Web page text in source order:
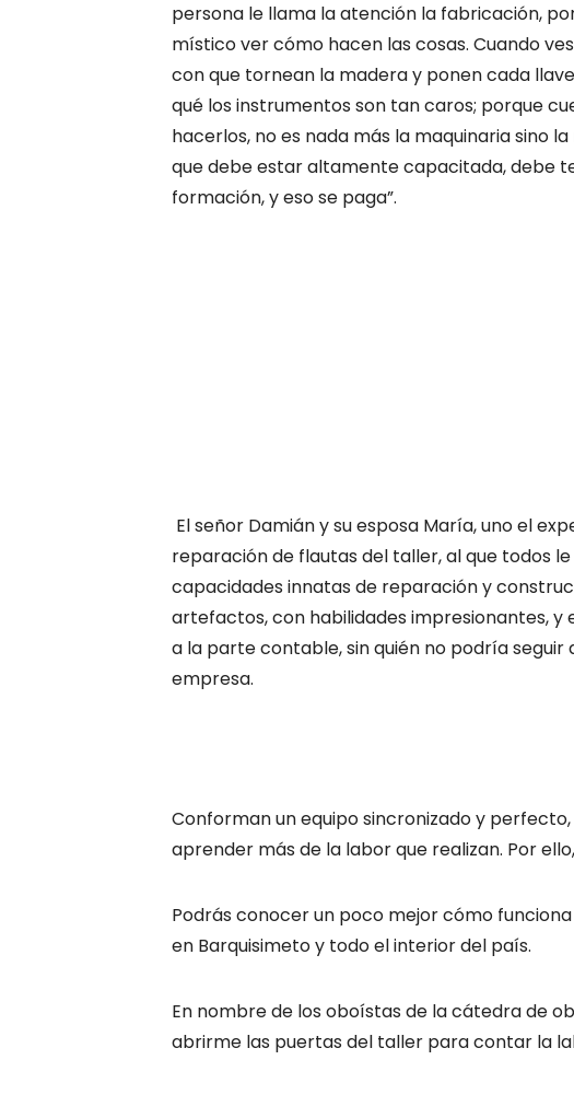
persona le llama la atención la fabricación,
místico ver cómo hacen las cosas. Cuando
con que tornean la madera y ponen cada
qué los instrumentos son tan caros; porque
hacerlos, no es nada más la maquinaria sino
que debe estar altamente capacitada, debe
formación, y eso se paga”.
El señor Damián y su esposa María, uno el
reparación de flautas del taller, al que todos
capacidades innatas de reparación y
artefactos, con habilidades impresionantes, y
a la parte contable, sin quién no podría seguir
empresa.
Conforman un equipo sincronizado y
aprender más de la labor que realizan. Por
Podrás conocer un poco mejor cómo
en Barquisimeto y todo el interior del país.
En nombre de los oboístas de la cátedra de
abrirme las puertas del taller para contar la